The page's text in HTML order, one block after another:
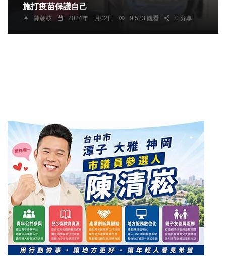
施打疫苗保護自己
陳朝枝 2024年一月02日 9,523 觀看 0 分享